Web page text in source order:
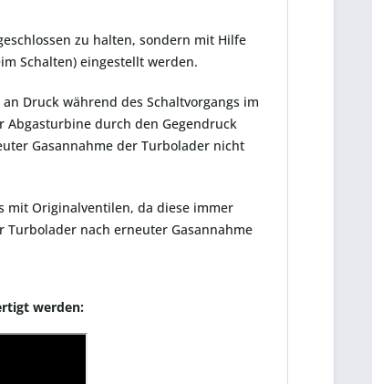
zu halten, sondern mit Hilfe
Schalten) eingestellt werden.
Druck während des Schaltvorgangs im
Abgasturbine durch den Gegendruck
Gasannahme der Turbolader nicht
mit Originalventilen, da diese immer
nach erneuter Gasannahme
werden: